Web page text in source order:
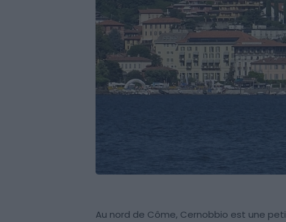
Au nord de Côme, Cernobbio est une